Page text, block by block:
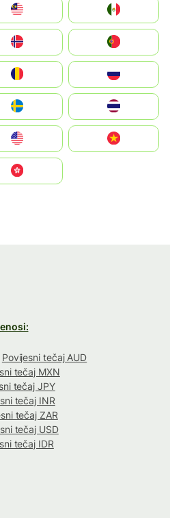
Povijesni tečaj AUD
tečaj MXN
tečaj JPY
tečaj INR
tečaj ZAR
tečaj USD
tečaj IDR